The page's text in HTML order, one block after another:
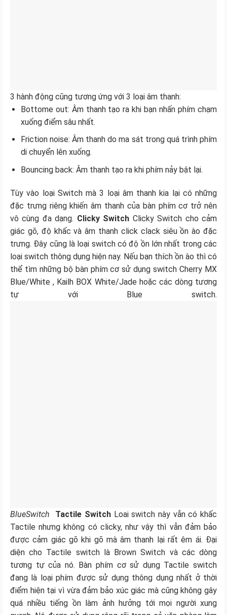
3 hành động cũng tương ứng với 3 loại âm thanh:
Bottome out: Âm thanh tạo ra khi bạn nhấn phím chạm
xuống điểm sâu nhất.
Friction noise: Âm thanh do ma sát trong quá trình phím
di chuyển lên xuống.
Bouncing back: Âm thanh tạo ra khi phím nảy bật lại.
Tùy vào loại Switch mà 3 loại âm thanh kia lại có những
đặc trưng riêng khiến âm thanh của bàn phím cơ trở nên
vô cùng đa dạng. Clicky Switch Clicky Switch cho cảm
giác gõ, độ khấc và âm thanh click clack siêu ồn ào đặc
trưng. Đây cũng là loại switch có độ ồn lớn nhất trong các
loại switch thông dụng hiện nay. Nếu bạn thích ồn ào thì có
thể tìm những bộ bàn phím cơ sử dụng switch Cherry MX
Blue/White , Kailh BOX White/Jade hoặc các dòng tương
tự với Blue switch.
BlueSwitch Tactile Switch Loai switch này vẫn có khấc
Tactile nhưng không có clicky, như vậy thì vẫn đảm bảo
được cảm giác gõ khi gõ mà âm thanh lại rất êm ái. Đại
diện cho Tactile switch là Brown Switch và các dòng
tương tự của nó. Bàn phím cơ sử dụng Tactile switch
đang là loại phím được sử dụng thông dụng nhất ở thời
điểm hiện tại vì vừa đảm bảo xúc giác mà cũng không gây
quá nhiều tiếng ồn làm ảnh hưởng tới mọi người xung